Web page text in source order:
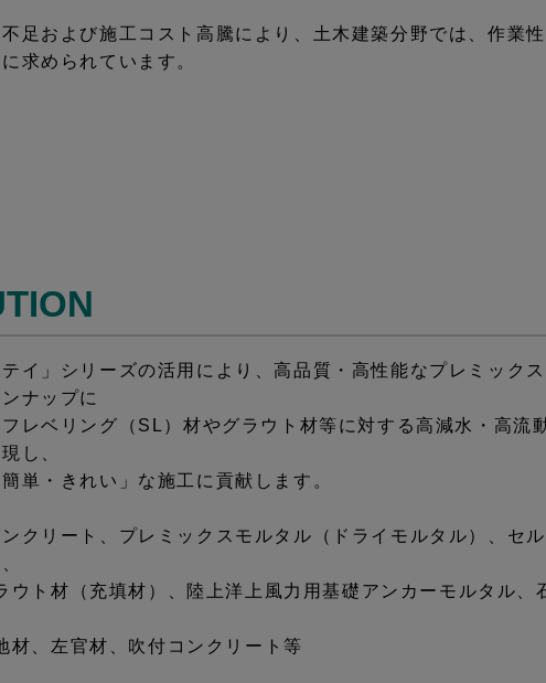
足および施工コスト高騰により、土木建築分野では、作業
求められています。
イ」シリーズの活用により、高品質・高性能なプレミックス
ナップに
レベリング（SL）材やグラウト材等に対する高減水・高流
し、
簡単・きれい」な施工に貢献します。
クリート、プレミックスモルタル（ドライモルタル）、 セ
（充填材）、陸上洋上風力用基礎アンカーモルタル、
左官材、吹付コンクリート等